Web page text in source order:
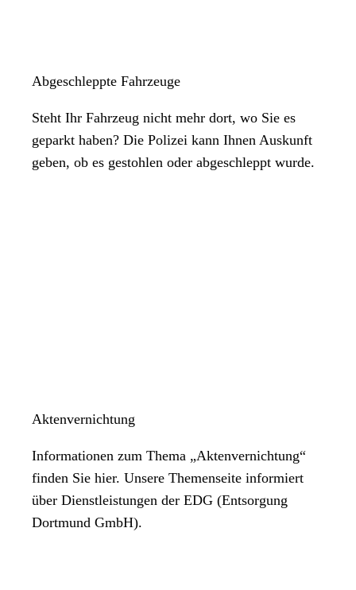
Abgeschleppte Fahrzeuge
Steht Ihr Fahrzeug nicht mehr dort, wo Sie es
geparkt haben? Die Polizei kann Ihnen Auskunft
geben, ob es gestohlen oder abgeschleppt wurde.
Aktenvernichtung
Informationen zum Thema „Aktenvernichtung“
finden Sie hier. Unsere Themenseite informiert
über Dienstleistungen der EDG (Entsorgung
Dortmund GmbH).